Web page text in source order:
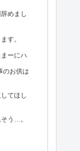
めまし
す。
ーにハ
のお供は
てほし
う…。